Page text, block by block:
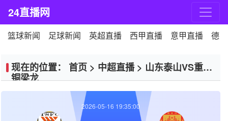
24直播网
篮球新闻 足球新闻 英超直播 西甲直播 意甲直播 德
现在的位置： 首页 > 中超直播> 山东泰山VS重庆
铜梁龙
2026-05-16 19:35:00